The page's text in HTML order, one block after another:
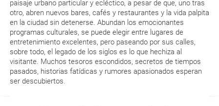
paisaje urbano particular y ecléctico, a pesar de que, uno tras
otro, abren nuevos bares, cafés y restaurantes y la vida palpita
en la ciudad sin detenerse. Abundan los emocionantes
programas culturales, se puede elegir entre lugares de
entretenimiento excelentes, pero paseando por sus calles,
sobre todo, el legado de los siglos es lo que hechiza al
visitante. Muchos tesoros escondidos, secretos de tiempos
pasados, historias fatídicas y rumores apasionados esperan
ser descubiertos.
de tu reserva alrededor de 10 días antes de salida, la cual deberás
imprimir y llevar contigo en el viaje.
Esta documentación te será requerida en el mostrador de la compañía
aérea a la hora de realizar el check-in el día de la salida.
MODIFICACIÓN ó CANCELACIÓN ¿Puedo anular o
modificar una reserva del viaje? ¿Qué gastos puede